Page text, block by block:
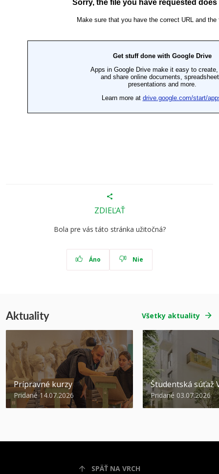
ZDIEĽAŤ
Bola pre vás táto stránka užitočná?
Áno Nie
Aktuality Všetky aktuality
Prípravné kurzy
Pridané 14.07.2026
Študentská súťaž
Pridané 03.07.2026
SPÄŤ NA VRCH